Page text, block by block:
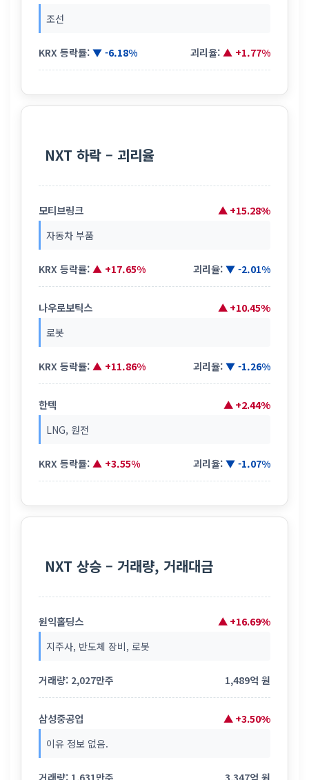
조선
KRX 등락률: ▼ -6.18% 괴리율: ▲ +1.77%
NXT 하락 – 괴리율
모티브링크 ▲ +15.28%
자동차 부품
KRX 등락률: ▲ +17.65% 괴리율: ▼ -2.01%
나우로보틱스 ▲ +10.45%
로봇
KRX 등락률: ▲ +11.86% 괴리율: ▼ -1.26%
한텍 ▲ +2.44%
LNG, 원전
KRX 등락률: ▲ +3.55% 괴리율: ▼ -1.07%
NXT 상승 – 거래량, 거래대금
원익홀딩스 ▲ +16.69%
지주사, 반도체 장비, 로봇
거래량: 2,027만주 1,489억 원
삼성중공업 ▲ +3.50%
이유 정보 없음.